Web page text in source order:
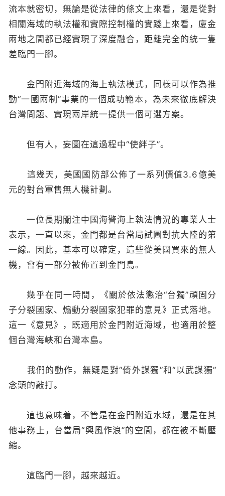
流本就密切，無論是從法律的條文上來看，還是從對
相關海域的執法權和實際控制權的實踐上來看，廈金
兩地之間都已經實現了深度融合，距離完全的統一隻
差臨門一腳。
金門附近海域的海上執法模式，同樣可以作為推
動“一國兩制”事業的一個成功範本，為未來徹底解決
台灣問題、實現兩岸統一提供一個可選方案。
但有人，妄圖在這過程中“使絆子”。
這幾天，美國國防部公佈了一系列價值3.6億美
元的對台軍售無人機計劃。
一位長期關注中國海警海上執法情況的專業人士
表示，一直以來，金門都是台當局試圖對抗大陸的第
一線。因此，基本可以確定，這些從美國買來的無人
機，會有一部分被佈置到金門島。
幾乎在同一時間，《關於依法懲治“台獨”頑固分
子分裂國家、煽動分裂國家犯罪的意見》正式落地。
這一《意見》，既適用於金門附近海域，也適用於整
個台灣海峽和台灣本島。
我們的動作，無疑是對“倚外謀獨”和“以武謀獨”
念頭的敲打。
這也意味着，不管是在金門附近水域，還是在其
他事務上，台當局“興風作浪”的空間，都在被不斷壓
縮。
這臨門一腳，越來越近。